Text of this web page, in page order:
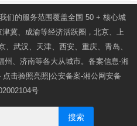
们的服务范围覆盖全国 50 + 核心城
冀、成渝等经济活跃圈，北京、上
武汉、天津、西安、重庆、青岛、
州、济南等各大从城市。备案信息-湘
点击验照亮照 |公安备案-湘公网安备
号
搜索